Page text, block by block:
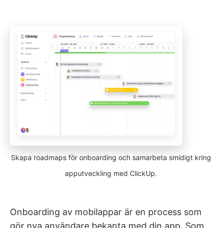
Skapa roadmaps för onboarding och samarbeta smidigt kring
apputveckling med ClickUp.
Onboarding av mobilappar är en process som
gör nya användare bekanta med din app. Som